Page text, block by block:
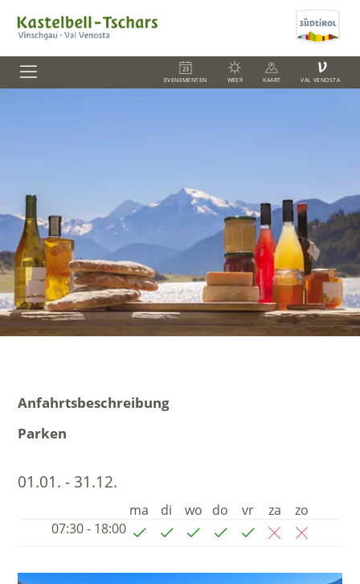
EVENEMENTEN WEER KAART
V
VAL VENOSTA
Anfahrtsbeschreibung
Parken
01.01. - 31.12.
ma di wo do vr za
zo
07:30 - 18:00